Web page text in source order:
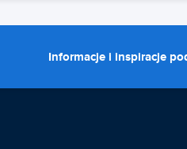
Informacje i inspiracje